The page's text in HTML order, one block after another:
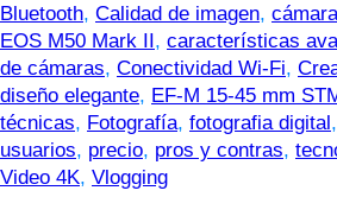
Bluetooth, Calidad de imagen,
EOS M50 Mark II , características
de cámaras, Conectividad Wi-Fi,
diseño elegante, EF-M 15-45 mm
técnicas, Fotografía, fotografia digital ,
usuarios, precio, pros y contras,
Video 4K, Vlogging